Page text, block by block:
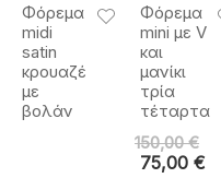
Φόρεμα
midi
satin
κρουαζέ
με
βολάν
Φόρεμα
mini με V
και
μανίκι
τρία
τέταρτα
150,00€
75,00€